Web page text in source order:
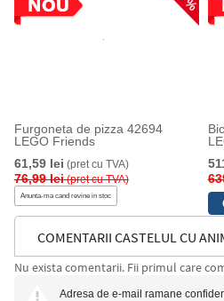
Furgoneta de pizza 42694
LEGO Friends
61,59 lei (pret cu TVA)
76,99 lei(pret cu TVA)
Anunta-ma cand revine in stoc
COMENTARII CASTELUL CU
CENUSARESEI 43283 LEGO
Nu exista comentarii. Fii primul care
Adresa de e-mail ramane